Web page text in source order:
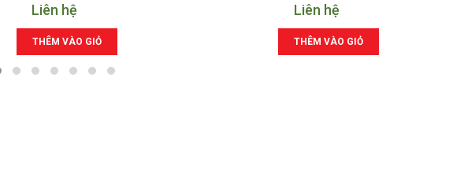
Liên hệ
THÊM VÀO GIỎ
Liên hệ
THÊM VÀO GIỎ